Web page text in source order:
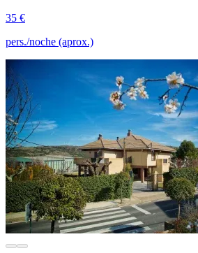
35 €
pers./noche (aprox.)